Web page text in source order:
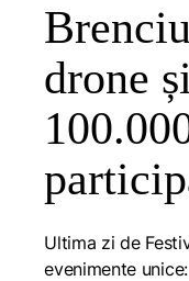
drone
Ultima zi de
evenimente